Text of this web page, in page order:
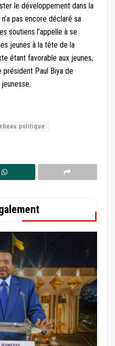
le développement dans la
pas encore déclaré sa
soutiens l’appelle à se
jeunes à la tête de la
étant favorable aux jeunes,
président Paul Biya de
politique